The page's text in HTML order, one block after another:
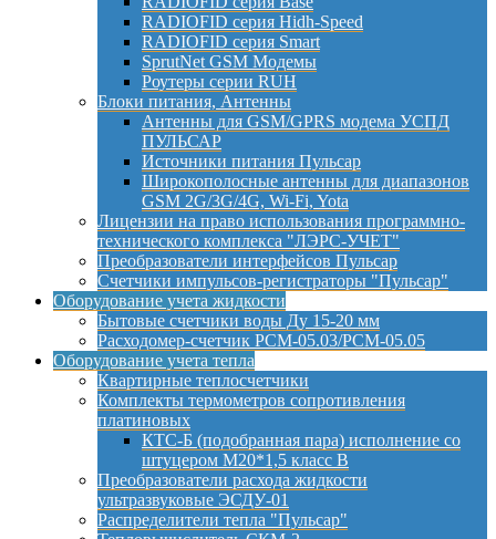
RADIOFID серия Hidh-Speed
RADIOFID серия Smart
SprutNet GSM Модемы
Роутеры серии RUH
Блоки питания, Антенны
Антенны для GSM/GPRS модема УСПД
ПУЛЬСАР
Источники питания Пульсар
Широкополосные антенны для диапазонов
GSM 2G/3G/4G, Wi-Fi, Yota
Лицензии на право использования программно-
технического комплекса "ЛЭРС-УЧЕТ"
Преобразователи интерфейсов Пульсар
Счетчики импульсов-регистраторы "Пульсар"
Оборудование учета жидкости
Бытовые счетчики воды Ду 15-20 мм
Расходомер-счетчик РСМ-05.03/РСМ-05.05
Оборудование учета тепла
Квартирные теплосчетчики
Комплекты термометров сопротивления
платиновых
КТС-Б (подобранная пара) исполнение со
штуцером М20*1,5 класс B
Преобразователи расхода жидкости
ультразвуковые ЭСДУ-01
Распределители тепла "Пульсар"